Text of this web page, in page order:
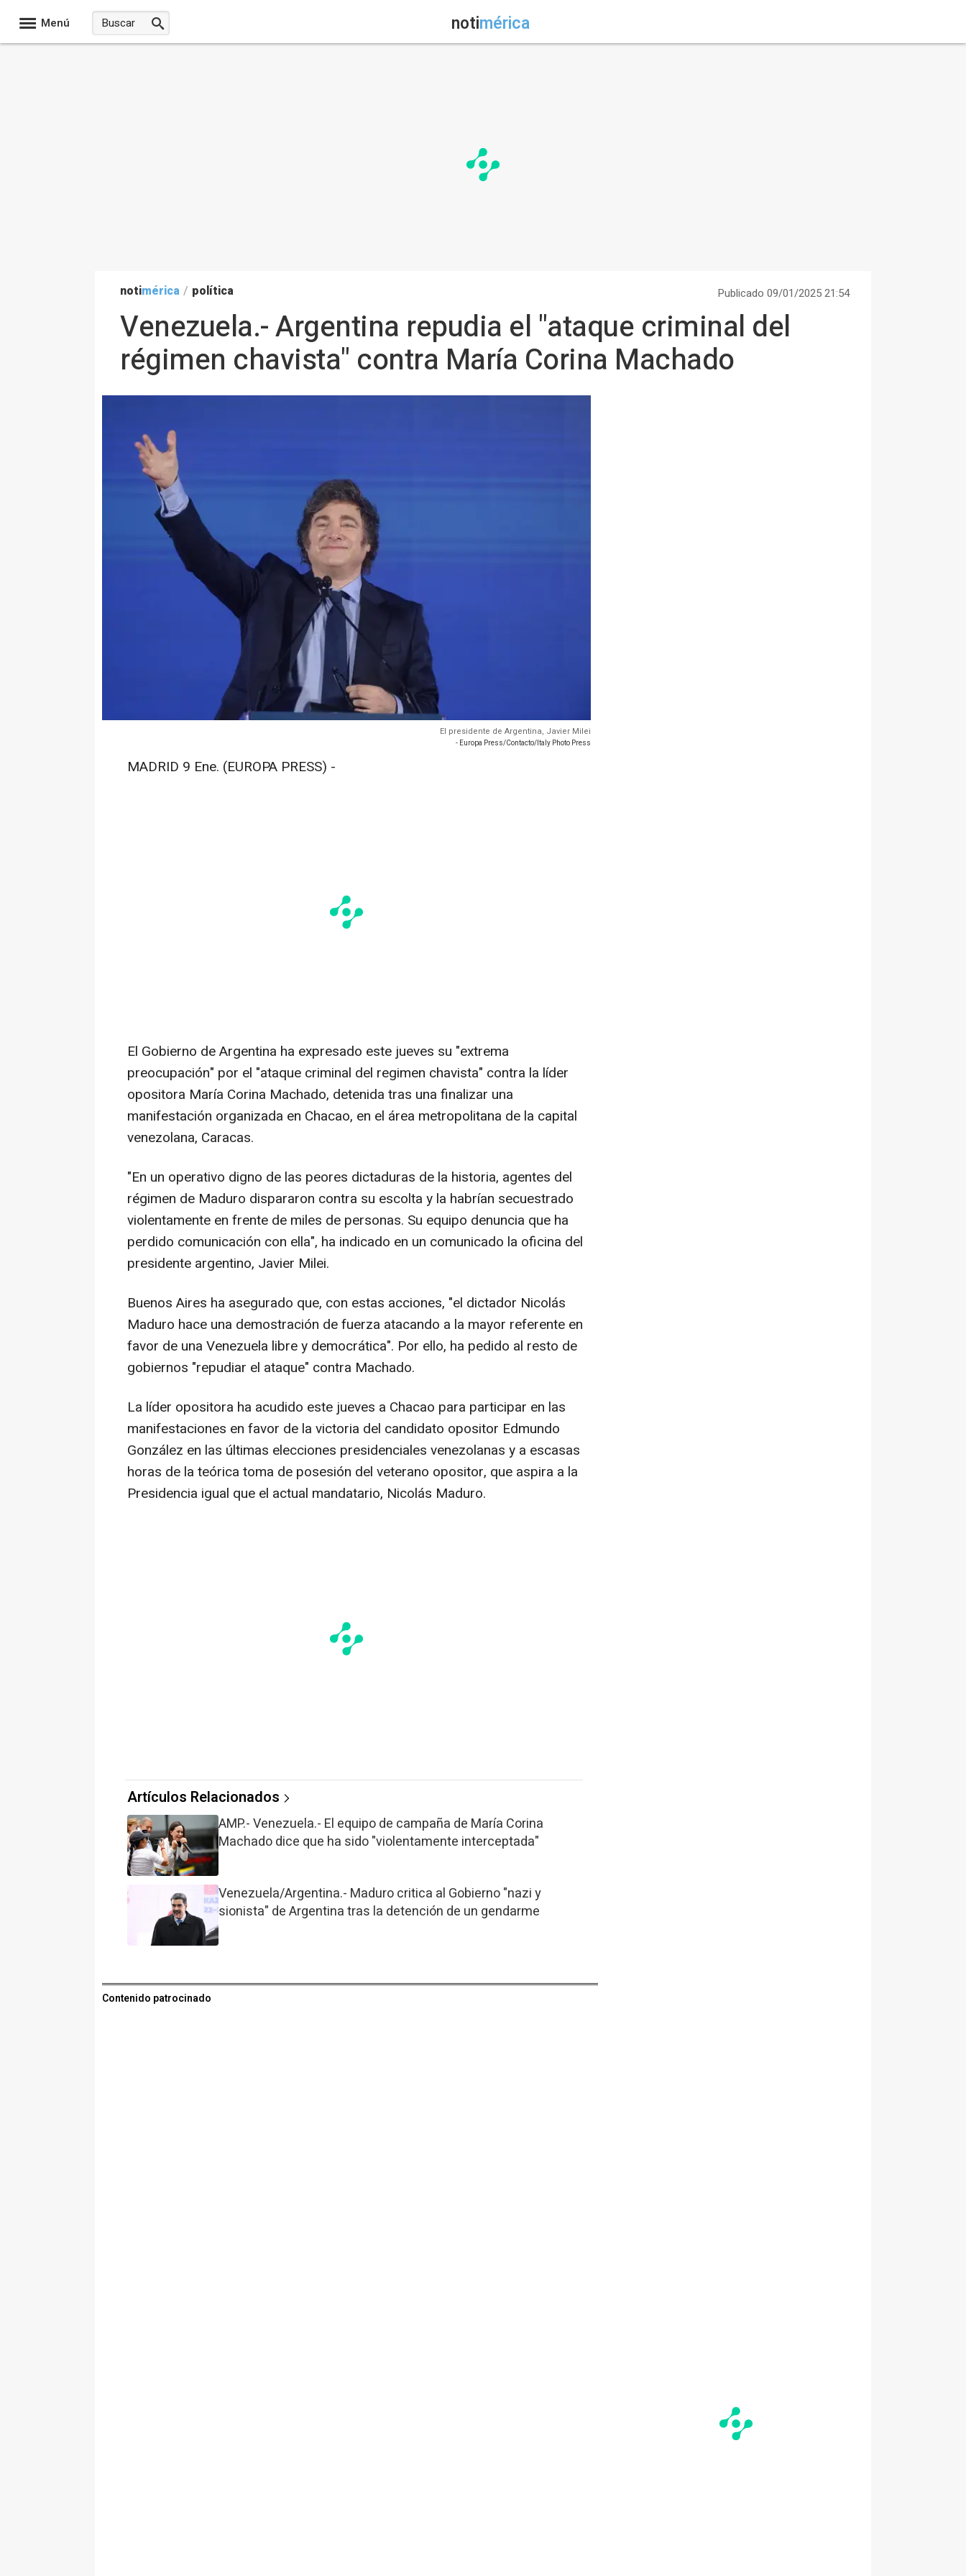
Menú notimérica
notimérica / política Publicado 09/01/2025 21:54
Venezuela.- Argentina repudia el "ataque criminal del
régimen chavista" contra María Corina Machado
El presidente de Argentina, Javier Milei
- Europa Press/Contacto/Italy Photo Press
MADRID 9 Ene. (EUROPA PRESS) -
El Gobierno de Argentina ha expresado este jueves su "extrema
preocupación" por el "ataque criminal del regimen chavista" contra la líder
opositora María Corina Machado, detenida tras una finalizar una
manifestación organizada en Chacao, en el área metropolitana de la capital
venezolana, Caracas.
"En un operativo digno de las peores dictaduras de la historia, agentes del
régimen de Maduro dispararon contra su escolta y la habrían secuestrado
violentamente en frente de miles de personas. Su equipo denuncia que ha
perdido comunicación con ella", ha indicado en un comunicado la oficina del
presidente argentino, Javier Milei.
Buenos Aires ha asegurado que, con estas acciones, "el dictador Nicolás
Maduro hace una demostración de fuerza atacando a la mayor referente en
favor de una Venezuela libre y democrática". Por ello, ha pedido al resto de
gobiernos "repudiar el ataque" contra Machado.
La líder opositora ha acudido este jueves a Chacao para participar en las
manifestaciones en favor de la victoria del candidato opositor Edmundo
González en las últimas elecciones presidenciales venezolanas y a escasas
horas de la teórica toma de posesión del veterano opositor, que aspira a la
Presidencia igual que el actual mandatario, Nicolás Maduro.
Artículos Relacionados
AMP.- Venezuela.- El equipo de campaña de María Corina
Machado dice que ha sido "violentamente interceptada"
Venezuela/Argentina.- Maduro critica al Gobierno "nazi y
sionista" de Argentina tras la detención de un gendarme
Contenido patrocinado